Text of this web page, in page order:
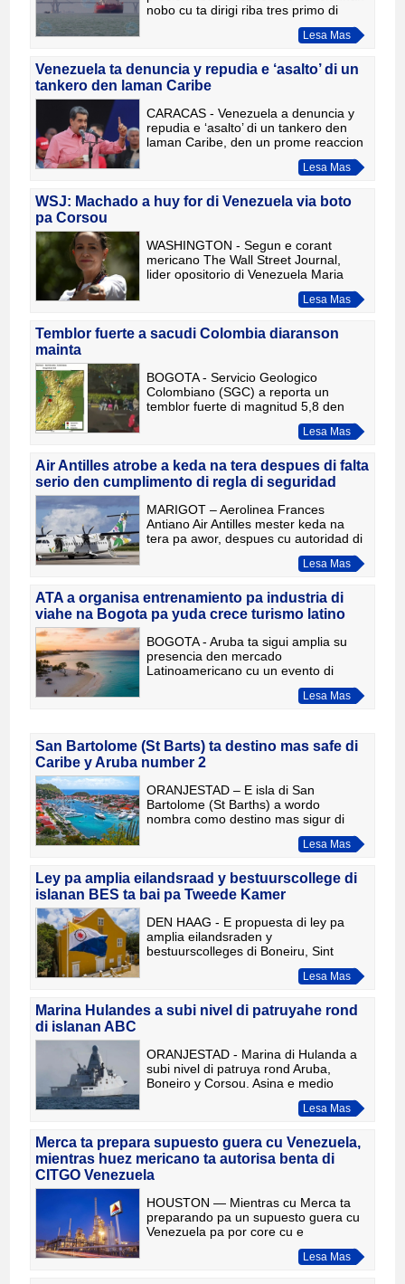
nobo cu ta dirigi riba tres primo di
presidente Nicolas Maduro y riba seis
tankero di petroleo cu ta transporta
Lesa Mas
Venezuela ta denuncia y repudia e ‘asalto’ di un
tankero den laman Caribe
CARACAS - Venezuela a denuncia y
repudia e ‘asalto’ di un tankero den
laman Caribe, den un prome reaccion
cu Noticiacla a ricibi diaranson anochi
di su contactonan cu gobiernoLesa Mas
WSJ: Machado a huy for di Venezuela via boto
pa Corsou
WASHINGTON - Segun e corant
mericano The Wall Street Journal,
lider opositorio di Venezuela Maria
Corina Machado a laga Venezuela
ayera. E corant ta cita fuentenan
Lesa Mas
Temblor fuerte a sacudi Colombia diaranson
mainta
BOGOTA - Servicio Geologico
Colombiano (SGC) a reporta un
temblor fuerte di magnitud 5,8 den
madruga di diaranson, 10 di
december 2025. Segun e entidad, e
pais. C
Lesa Mas
Air Antilles atrobe a keda na tera despues di falta
serio den cumplimento di regla di seguridad
MARIGOT – Aerolinea Frances
Antiano Air Antilles mester keda na
tera pa awor, despues cu autoridad di
aviacion Frances (DGAC) a detecta
falta serio den cumplimento diLesa Mas
ATA a organisa entrenamiento pa industria di
viahe na Bogota pa yuda crece turismo latino
BOGOTA - Aruba ta sigui amplia su
presencia den mercado
Latinoamericano cu un evento di
entrenamiento pa industria di viahe na
Bogota. E evento, organiza dor di
Lesa Mas
San Bartolome (St Barts) ta destino mas safe di
Caribe y Aruba number 2
ORANJESTAD – E isla di San
Bartolome (St Barths) a wordo
nombra como destino mas sigur di
Caribe y a yega na top di un
clasificacion internacional nobo cu a
c
Lesa Mas
Ley pa amplia eilandsraad y bestuurscollege di
islanan BES ta bai pa Tweede Kamer
DEN HAAG - E propuesta di ley pa
amplia eilandsraden y
bestuurscolleges di Boneiru, Sint
Eustatius y Saba ta bay pa Tweede
Kamer. Den e conseho di minister ta
E
Lesa Mas
Marina Hulandes a subi nivel di patruyahe rond
di islanan ABC
ORANJESTAD - Marina di Hulanda a
subi nivel di patruya rond Aruba,
Boneiro y Corsou. Asina e medio
hulandes de Telegraaf ta raporta
diabierna. E barco naval Zr.Ms.Lesa Mas
Merca ta prepara supuesto guera cu Venezuela,
mientras huez mericano ta autorisa benta di
CITGO Venezuela
HOUSTON — Mientras cu Merca ta
preparando pa un supuesto guera cu
Venezuela pa por core cu e
presidente di e pais, Nicolas Maduro,
un huez mericano a autorisa e benta
Lesa Mas